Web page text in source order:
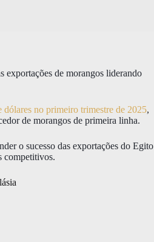
exportações de morangos liderando
no primeiro trimestre de 2025,
de morangos de primeira linha.
o sucesso das exportações do Egito
competitivos.